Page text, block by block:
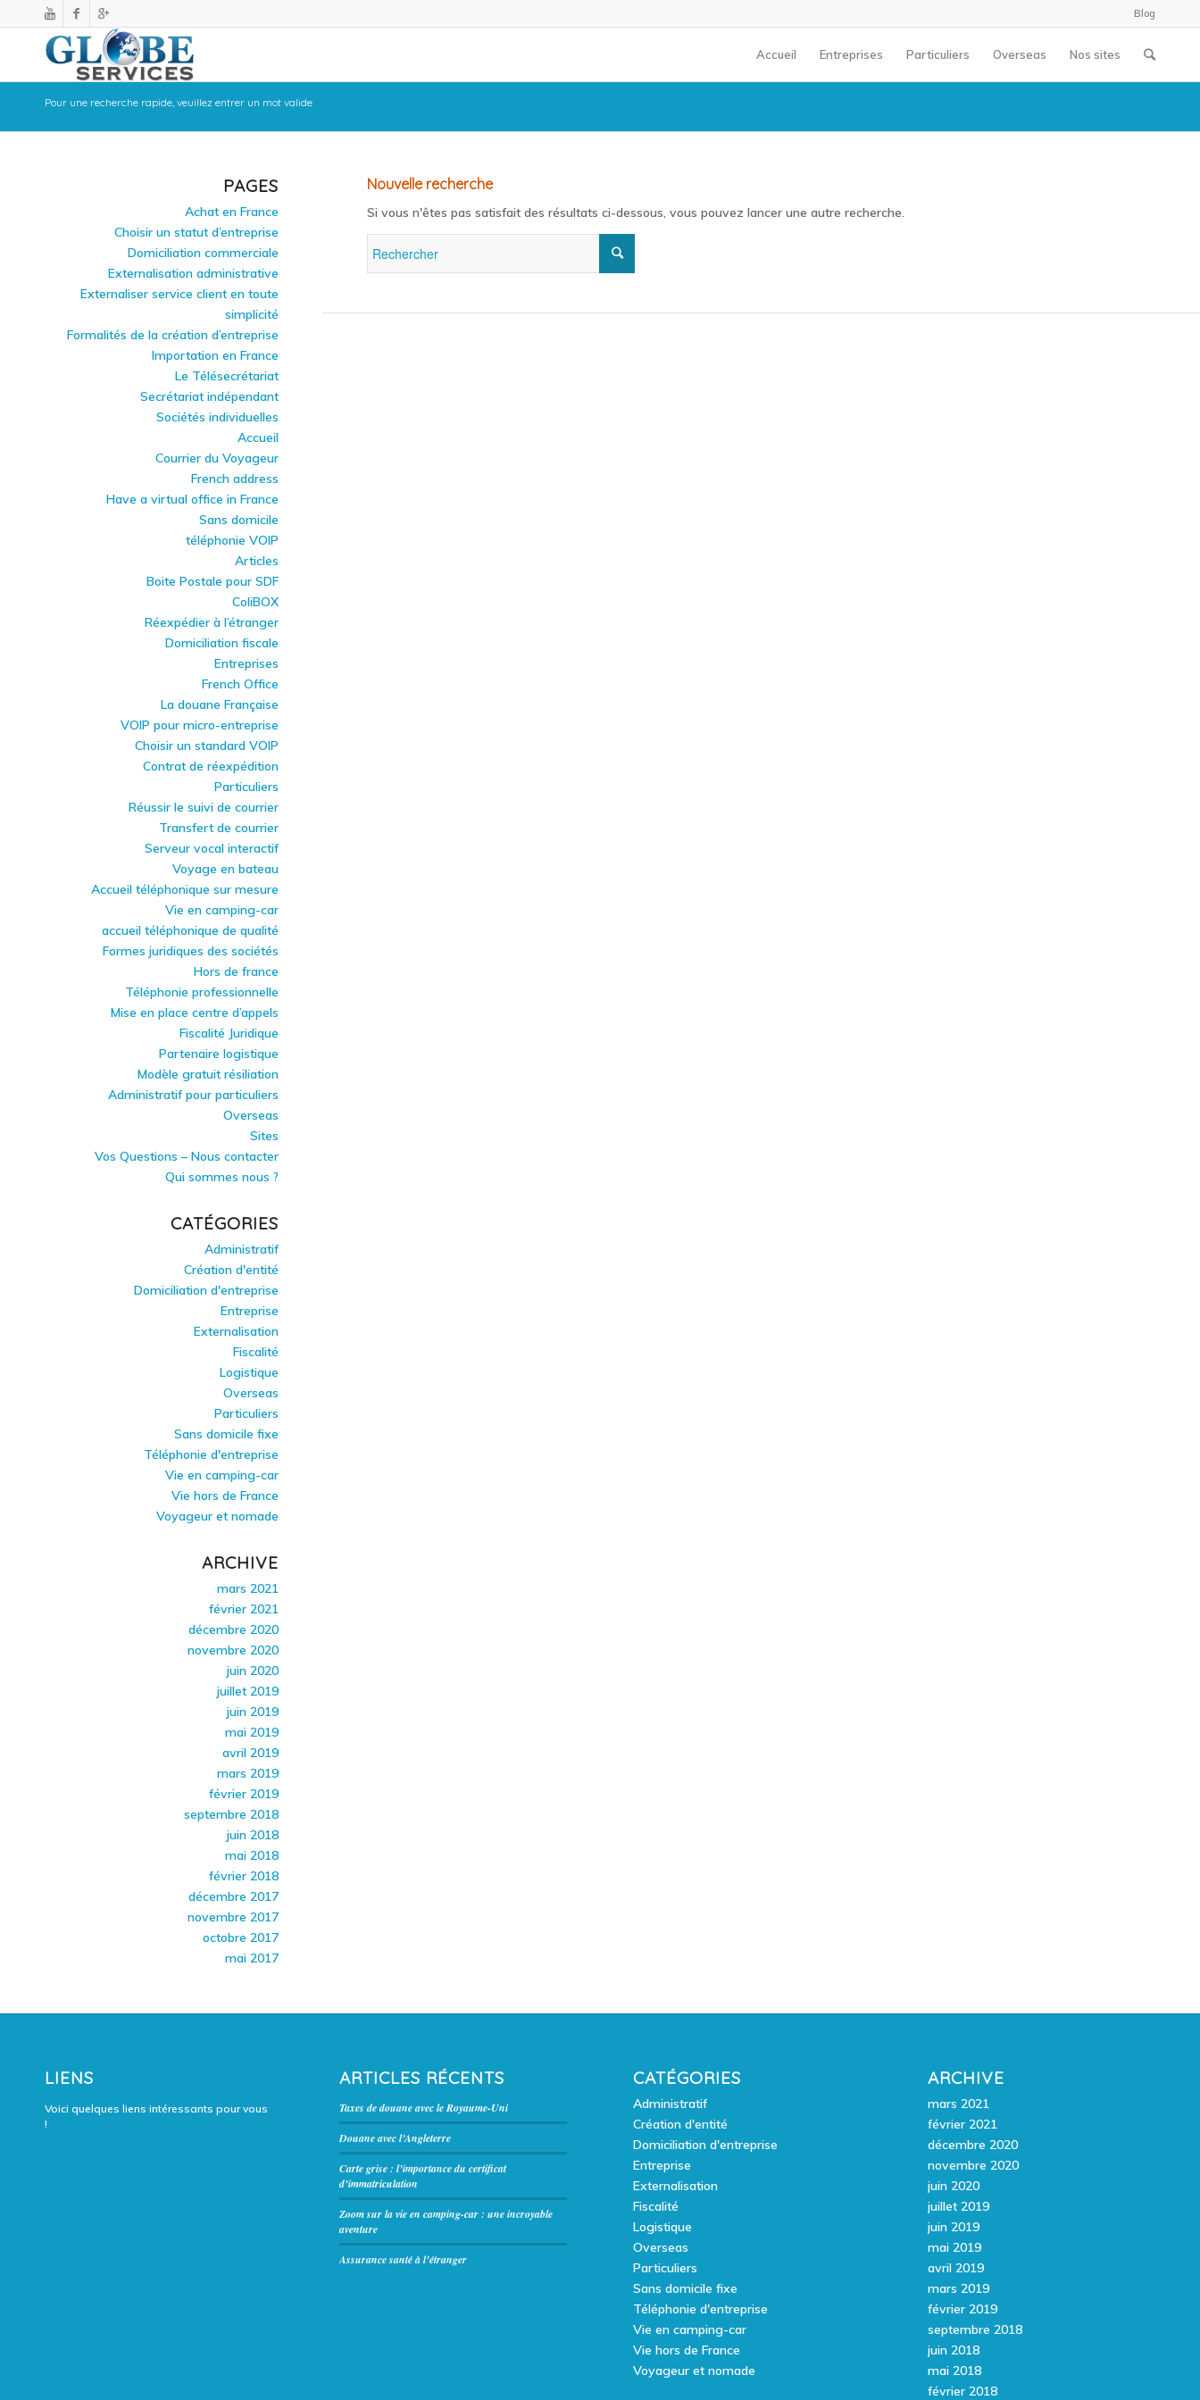
Blog
Accueil Entreprises Particuliers Overseas Nos sites
Pour une recherche rapide, veuillez entrer un mot valide
Nouvelle recherche
Si vous n'êtes pas satisfait des résultats ci-dessous, vous pouvez lancer une autre recherche.
PAGES
Achat en France
Choisir un statut d’entreprise
Domiciliation commerciale
Externalisation administrative
Externaliser service client en toute
simplicité
Formalités de la création d’entreprise
Importation en France
Le Télésecrétariat
Secrétariat indépendant
Sociétés individuelles
Accueil
Courrier du Voyageur
French address
Have a virtual office in France
Sans domicile
téléphonie VOIP
Articles
Boite Postale pour SDF
ColiBOX
Réexpédier à l’étranger
Domiciliation fiscale
Entreprises
French Office
La douane Française
VOIP pour micro-entreprise
Choisir un standard VOIP
Contrat de réexpédition
Particuliers
Réussir le suivi de courrier
Transfert de courrier
Serveur vocal interactif
Voyage en bateau
Accueil téléphonique sur mesure
Vie en camping-car
accueil téléphonique de qualité
Formes juridiques des sociétés
Hors de france
Téléphonie professionnelle
Mise en place centre d’appels
Fiscalité Juridique
Partenaire logistique
Modèle gratuit résiliation
Administratif pour particuliers
Overseas
Sites
Vos Questions – Nous contacter
Qui sommes nous ?
CATÉGORIES
Administratif
Création d'entité
Domiciliation d'entreprise
Entreprise
Externalisation
Fiscalité
Logistique
Overseas
Particuliers
Sans domicile fixe
Téléphonie d'entreprise
Vie en camping-car
Vie hors de France
Voyageur et nomade
ARCHIVE
mars 2021
février 2021
décembre 2020
novembre 2020
juin 2020
juillet 2019
juin 2019
mai 2019
avril 2019
mars 2019
février 2019
septembre 2018
juin 2018
mai 2018
février 2018
décembre 2017
novembre 2017
octobre 2017
mai 2017
LIENS
Voici quelques liens intéressants pour vous
!
ARTICLES RÉCENTS
Taxes de douane avec le Royaume-Uni
Douane avec l’Angleterre
Carte grise : l’importance du certificat
d’immatriculation
Zoom sur la vie en camping-car : une incroyable
aventure
Assurance santé à l’étranger
CATÉGORIES
Administratif
Création d'entité
Domiciliation d'entreprise
Entreprise
Externalisation
Fiscalité
Logistique
Overseas
Particuliers
Sans domicile fixe
Téléphonie d'entreprise
Vie en camping-car
Vie hors de France
Voyageur et nomade
ARCHIVE
mars 2021
février 2021
décembre 2020
novembre 2020
juin 2020
juillet 2019
juin 2019
mai 2019
avril 2019
mars 2019
février 2019
septembre 2018
juin 2018
mai 2018
février 2018